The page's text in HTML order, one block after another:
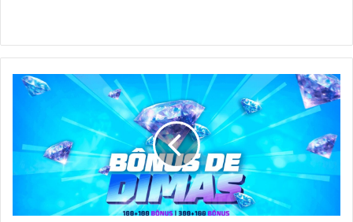
Ganhe
Até
no
Novo
Dimas+